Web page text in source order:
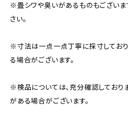
※畳シワや臭いがあるものもございま
さい。
※寸法は一点一点丁寧に採寸してお
る場合がございます。
※検品については、充分確認しており
がある場合がございます。